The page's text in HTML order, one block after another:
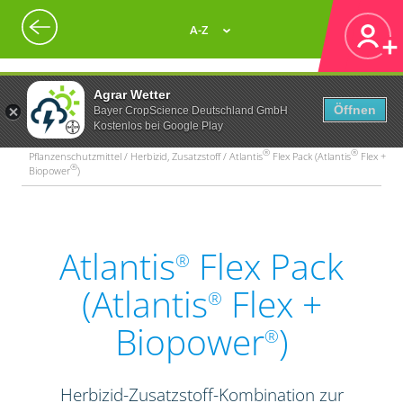
Agrar Wetter
Bayer CropScience Deutschland GmbH
Kostenlos bei Google Play
Öffnen
A-Z
Pflanzenschutzmittel / Herbizid, Zusatzstoff / Atlantis® Flex Pack (Atlantis® Flex +
Biopower®)
Atlantis® Flex Pack
(Atlantis® Flex +
Biopower®)
Herbizid-Zusatzstoff-Kombination zur